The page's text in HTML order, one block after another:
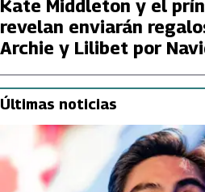
Kate Middleton y el
revelan enviarán
Archie y Lilibet por
Últimas noticias